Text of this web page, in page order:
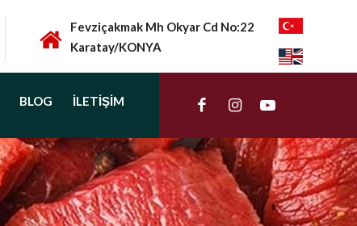
Fevziçakmak Mh Okyar Cd No:22
Karatay/KONYA
BLOG İLETIŞIM